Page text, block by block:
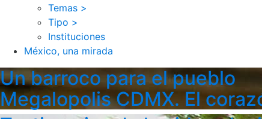
Temas >
Tipo >
Instituciones
México, una mirada
Un barroco para el pueblo
Megalopolis CDMX. El